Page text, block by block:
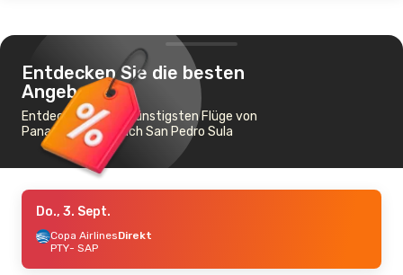
Entdecken Sie die besten
Angebote
Entdecken Sie die günstigsten Flüge von
Panama-Stadt nach San Pedro Sula
Do., 3. Sept.
Copa AirlinesDirekt
PTY- SAP